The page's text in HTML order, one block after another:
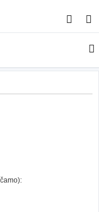
s
a
j